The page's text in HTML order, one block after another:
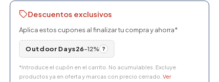
Descuentos exclusivos
Aplica estos cupones al finalizar tu compra y ahorra*
Outdoor Days26-12% ?
*Introduce el cupón en el carrito. No acumulables. Excluye
productos ya en oferta y marcas con precio cerrado. Ver